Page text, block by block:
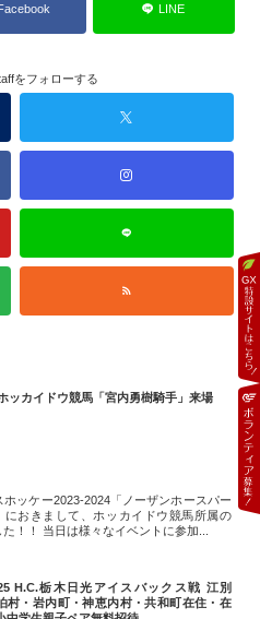
Facebook LINE
をフォローする
ッカイドウ競馬「宮内勇樹騎手」来場
ッケー2023-2024「ノーザンホースパー
おきまして、ホッカイドウ競馬所属の
！！ 当日は様々なイベントに参加...
H.C.栃木日光アイスバックス戦 江別
村・岩内町・神恵内村・共和町在住・在